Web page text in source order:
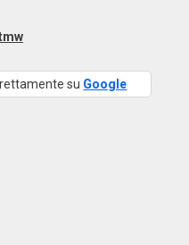
su Google